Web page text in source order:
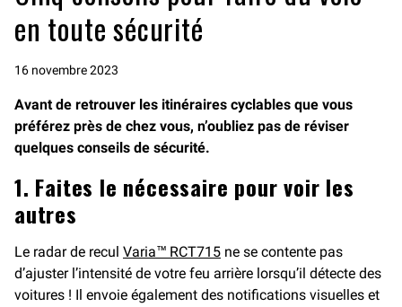
en toute sécurité
16 novembre 2023
Avant de retrouver les itinéraires cyclables que vous
préférez près de chez vous, n’oubliez pas de réviser
quelques conseils de sécurité.
1. Faites le nécessaire pour voir les
autres
Le radar de recul Varia™ RCT715 ne se contente pas
d’ajuster l’intensité de votre feu arrière lorsqu’il détecte des
voitures ! Il envoie également des notifications visuelles et